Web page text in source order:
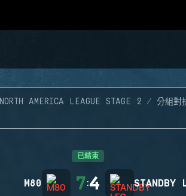
NORTH AMERICA LEAGUE STAGE 2 分組對
已結束
M80 7:4 STANDBY